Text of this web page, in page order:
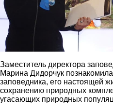
Заместитель директора
Марина Дидорчук
заповедника, его настоящей
сохранению природных
угасающих природных